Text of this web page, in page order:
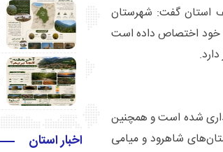
استان گفت: شهرستان
خرید را به خود اختصاص داده است
نیز تاکنون ۶۶۷ تن گندم خریداری شده است و همچنین
و در شهرستان‌های شاهرود و میامی
اخبار استان